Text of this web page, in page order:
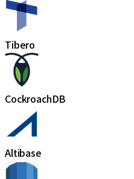
Tibero
CockroachDB
Altibase